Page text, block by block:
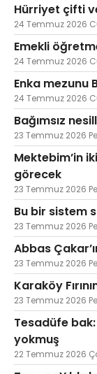
Hürriyet çifti
24 Temmuz 2026
Emekli
24 Temmuz 2026
Enka mezunu
24 Temmuz 2026
Bağımsız
23 Temmuz 2026
Mektebim’in
görecek
23 Temmuz 2026
Bu bir sistem
23 Temmuz 2026
Abbas
23 Temmuz 2026
Karaköy
23 Temmuz 2026
Tesadüfe
yokmuş
22 Temmuz 2026